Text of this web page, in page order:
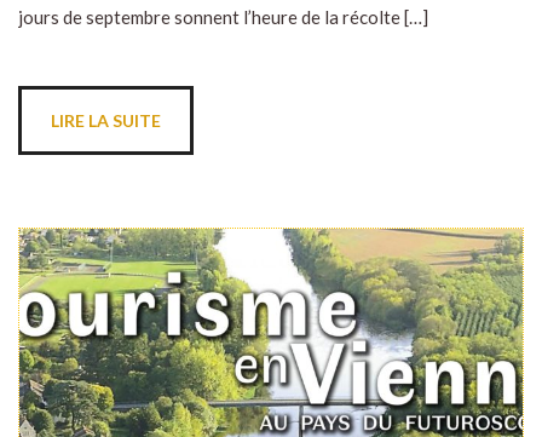
jours de septembre sonnent l’heure de la récolte […]
LIRE LA SUITE